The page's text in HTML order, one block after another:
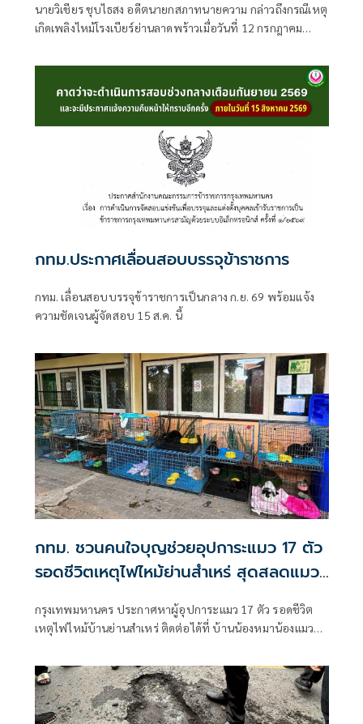
นายวิเชียร ชุบไธสง อดีตนายกสภาทนายความ กล่าวถึงกรณีเหตุ
เกิดเพลิงไหม้โรงเบียร์ย่านลาดพร้าวเมื่อวันที่ 12 กรกฎาคม
เกิดเพลิงไหม้ครั้งนี้ไม่ใช่โศกนาฏกรรมที่สลดสยองครั้งแรกของ
ประเทศไทย แต่เคยเกิดมีขึ้นมาแล้วจากกรณีเพลิงไหม้พับดัง
ย่านสุขุมวิท และหากหน่วยงานที่เกี่ยวข้องยังขาดมาตรการ
กทม.ประกาศเลื่อนสอบบรรจุข้าราชการ
กทม. เลื่อนสอบบรรจุข้าราชการเป็นกลาง ก.ย. 69 พร้อมแจ้ง
ความชัดเจนผู้จัดสอบ 15 ส.ค. นี้
กทม. ชวนคนใจบุญช่วยอุปการะแมว 17 ตัว
รอดชีวิตเหตุไฟไหม้ย่านสำเหร่ สุดสลดแมว
กรุงเทพมหานคร ประกาศหาผู้อุปการะแมว 17 ตัว รอดชีวิต
เหตุไฟไหม้บ้านย่านสำเหร่ ติดต่อได้ที่ บ้านน้องหมาน้องแมว